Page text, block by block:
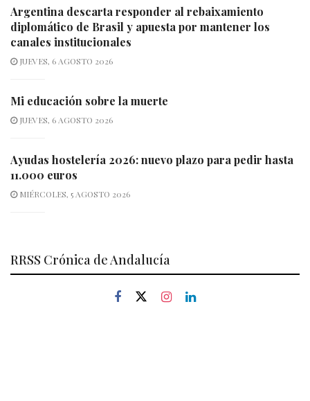
Argentina descarta responder al rebaixamiento
diplomático de Brasil y apuesta por mantener los
canales institucionales
JUEVES, 6 AGOSTO 2026
Mi educación sobre la muerte
JUEVES, 6 AGOSTO 2026
Ayudas hostelería 2026: nuevo plazo para pedir hasta
11.000 euros
MIÉRCOLES, 5 AGOSTO 2026
RRSS Crónica de Andalucía